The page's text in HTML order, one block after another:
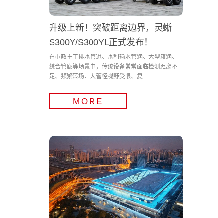
升级上新！突破距离边界，灵蜥
S300Y/S300YL正式发布！
在市政主干排水管道、水利输水管涵、大型箱涵、
综合管廊等场景中，传统设备常常面临检测距离不
足、频繁转场、大管径视野受限、复...
MORE